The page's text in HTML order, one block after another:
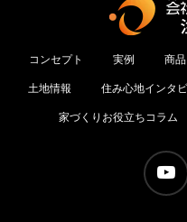
コンセプト 実例 商品
土地情報 住み心地インタ
家づくりお役立ちコラム
youtube